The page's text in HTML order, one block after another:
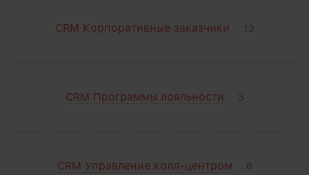
CRM Корпоративные заказчики 13
CRM Программы лояльности 3
CRM Управление колл-центром 6